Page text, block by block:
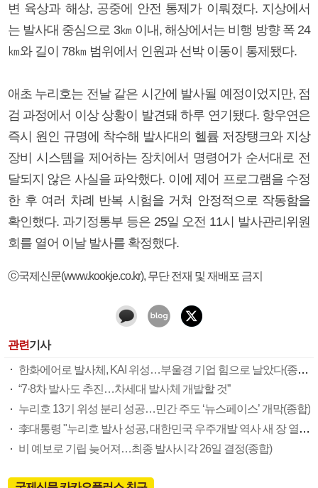
변 육상과 해상, 공중에 안전 통제가 이뤄졌다. 지상에서
는 발사대 중심으로 3㎞ 이내, 해상에서는 비행 방향 폭 24
㎞와 길이 78㎞ 범위에서 인원과 선박 이동이 통제됐다.
애초 누리호는 전날 같은 시간에 발사될 예정이었지만, 점
검 과정에서 이상 상황이 발견돼 하루 연기됐다. 항우연은
즉시 원인 규명에 착수해 발사대의 헬륨 저장탱크와 지상
장비 시스템을 제어하는 장치에서 명령어가 순서대로 전
달되지 않은 사실을 파악했다. 이에 제어 프로그램을 수정
한 후 여러 차례 반복 시험을 거쳐 안정적으로 작동함을
확인했다. 과기정통부 등은 25일 오전 11시 발사관리위원
회를 열어 이날 발사를 확정했다.
ⓒ국제신문(www.kookje.co.kr), 무단 전재 및 재배포 금지
관련기사
한화에어로 발사체, KAI 위성…부울경 기업 힘으로 날았다(종합)
“7·8차 발사도 추진…차세대 발사체 개발할 것”
누리호 13기 위성 분리 성공…민간 주도 ‘뉴스페이스’ 개막(종합)
李대통령 "누리호 발사 성공, 대한민국 우주개발 역사 새 장 열어"
비 예보로 기립 늦어져…최종 발사시각 26일 결정(종합)